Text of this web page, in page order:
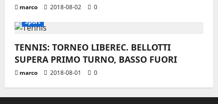
marco 2018-08-02
0
Sport
TENNIS: TORNEO LIBEREC. BELLOTTI
SUPERA PRIMO TURNO, BASSO FUORI
marco 2018-08-01 0